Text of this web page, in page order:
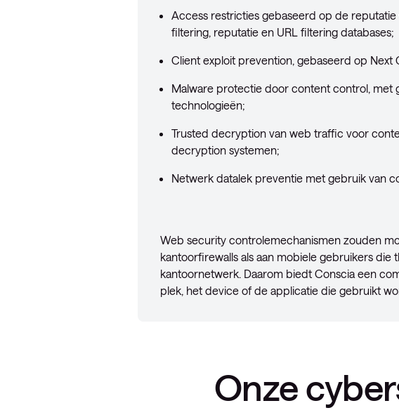
Access restricties gebaseerd op de
filtering, reputatie en URL filtering databases;
Client exploit prevention, gebaseerd op
Malware protectie door content control, met
technologieën;
Trusted decryption van web traffic voor
decryption systemen;
Netwerk datalek preventie met gebruik van
Web security controlemechanismen zouden
kantoorfirewalls als aan mobiele gebruikers
kantoornetwerk. Daarom biedt Conscia een
plek, het device of de applicatie die gebruikt
Onze